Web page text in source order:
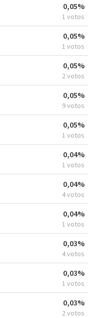
0,05%
1 votos
0,05%
1 votos
0,05%
2 votos
0,05%
9 votos
0,05%
1 votos
0,04%
1 votos
0,04%
4 votos
0,04%
1 votos
0,03%
4 votos
0,03%
1 votos
0,03%
2 votos